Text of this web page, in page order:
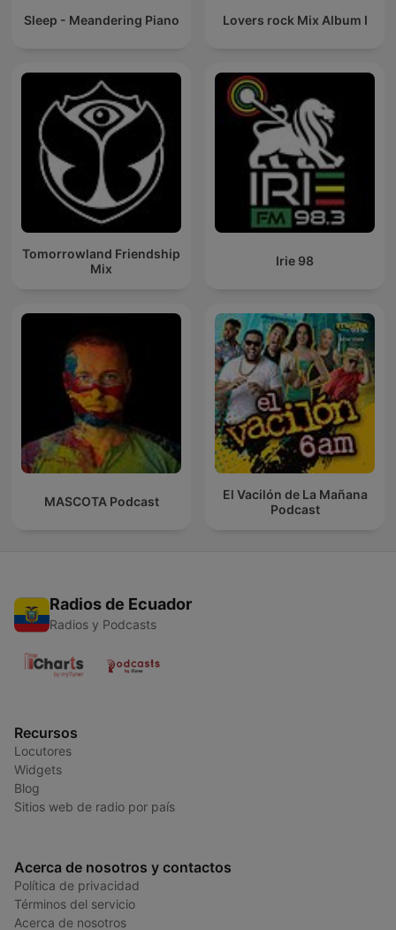
Sleep - Meandering Piano Lovers rock Mix Album I
Tomorrowland Friendship
Mix
Irie 98
MASCOTA Podcast
El Vacilón de La Mañana
Podcast
Radios de Ecuador
Radios y Podcasts
Recursos
Locutores
Widgets
Blog
Sitios web de radio por país
Acerca de nosotros y contactos
Política de privacidad
Términos del servicio
Acerca de nosotros